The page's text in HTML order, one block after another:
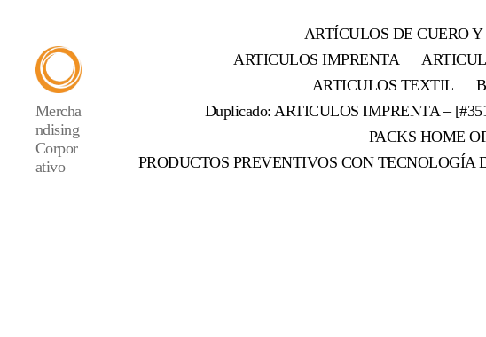
Mercha
ndising
Corpor
ativo
ARTÍCULOS DE CUERO
ARTICULOS IMPRENTA
ARTICULOS TEXTIL
Duplicado: ARTICULOS IMPRENTA –
PACKS HOME
PRODUCTOS PREVENTIVOS CON TECNOLOGÍA